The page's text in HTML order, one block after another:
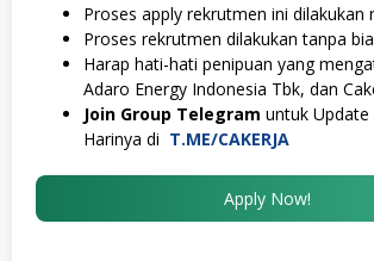
Proses apply rekrutmen ini dilakukan
Proses rekrutmen dilakukan tanpa
Harap hati-hati penipuan yang
Adaro Energy Indonesia Tbk, dan
Join Group Telegram untuk Update
Harinya di T.ME/CAKERJA
Apply Now!